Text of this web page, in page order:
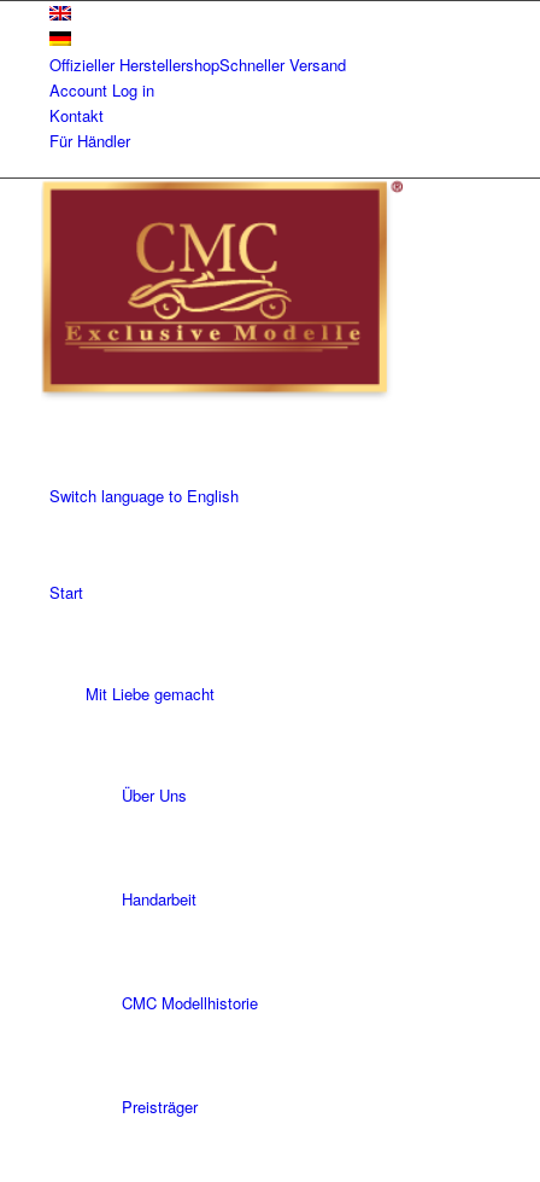
Offizieller HerstellershopSchneller Versand
Account Log in
Kontakt
Für Händler
Switch language to English
Start
Mit Liebe gemacht
Über Uns
Handarbeit
CMC Modellhistorie
Preisträger